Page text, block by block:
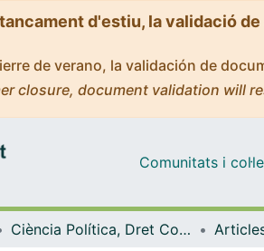
d'estiu, la validació
de verano, la validación de
closure, document validation will
Comunitats i
Ciència Política, Dret Constitucional i Filosofia del Dret